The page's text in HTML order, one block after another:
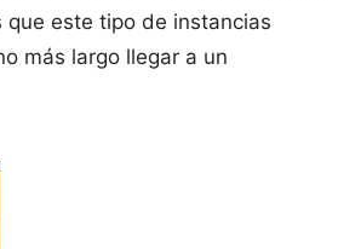
este tipo de instancias
más largo llegar a un